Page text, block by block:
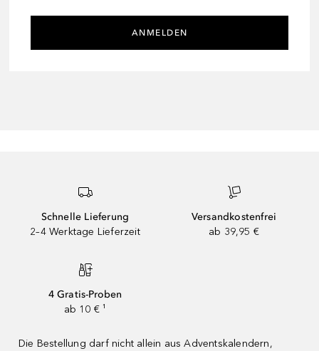
ANMELDEN
Schnelle Lieferung
2–4 Werktage Lieferzeit
Versandkostenfrei
ab 39,95 €
4 Gratis-Proben
ab 10 € ¹
Die Bestellung darf nicht allein aus Adventskalendern,